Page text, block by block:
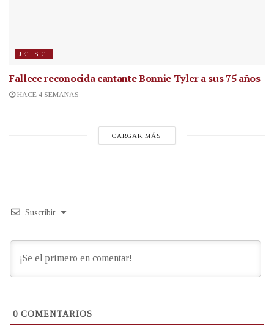
JET SET
Fallece reconocida cantanteBonnie Tyler a sus 75 años
HACE 4 SEMANAS
CARGAR MÁS
Suscribir
0 COMENTARIOS